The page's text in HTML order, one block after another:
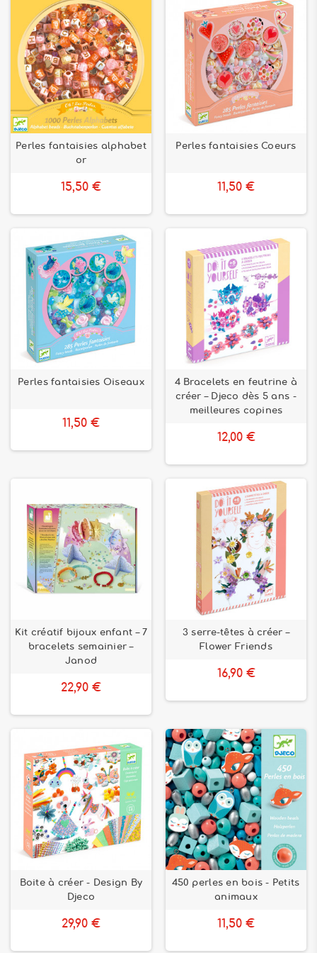
Perles fantaisies alphabet
or
15,50 €
Perles fantaisies Coeurs
11,50 €
Perles fantaisies Oiseaux
11,50 €
4 Bracelets en feutrine à
créer – Djeco dès 5 ans -
meilleures copines
12,00 €
Kit créatif bijoux enfant – 7
bracelets semainier –
Janod
22,90 €
3 serre-têtes à créer –
Flower Friends
16,90 €
Boite à créer - Design By
Djeco
29,90 €
450 perles en bois - Petits
animaux
11,50 €